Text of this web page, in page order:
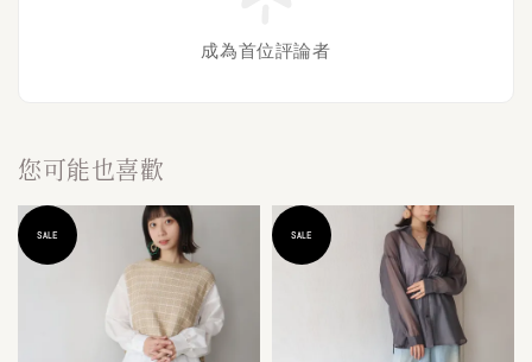
成為首位評論者
您可能也喜歡
SALE SALE